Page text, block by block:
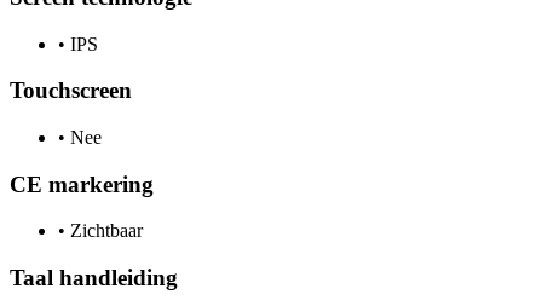
• IPS
Touchscreen
• Nee
CE markering
• Zichtbaar
Taal handleiding